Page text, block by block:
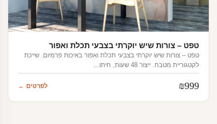
טפט – צורות שיש יוקרתי בצבעי תכלת ואפור
טפט – צורות שיש יוקרתי בצבעי תכלת ואפור באיכות פרמיום. שייכת
לקטגוריית מטבח. ייצור 48 שעות, חיתו…
₪999 לפרטים ←